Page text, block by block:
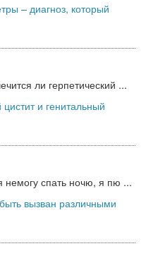
– диагноз, который
ли герпетический ...
и генитальный
немогу спать ночю, я пю ...
вызван различными